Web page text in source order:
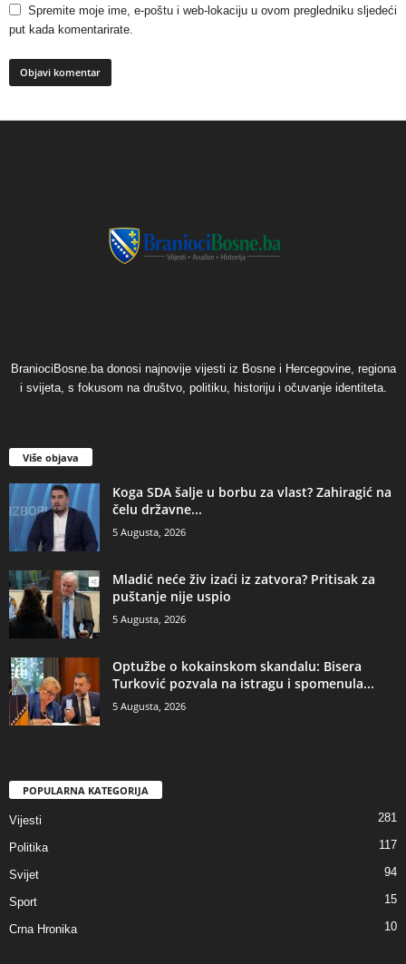
Spremite moje ime, e-poštu i web-lokaciju u ovom pregledniku sljedeći
put kada komentarirate.
BraniociBosne.ba donosi najnovije vijesti iz Bosne i Hercegovine, regiona
i svijeta, s fokusom na društvo, politiku, historiju i očuvanje identiteta.
Više objava
​Koga SDA šalje u borbu za vlast? Zahiragić na
čelu državne...
5 Augusta, 2026
​Mladić neće živ izaći iz zatvora? Pritisak za
puštanje nije uspio
5 Augusta, 2026
​Optužbe o kokainskom skandalu: Bisera
Turković pozvala na istragu i spomenula...
5 Augusta, 2026
POPULARNA KATEGORIJA
Vijesti 281
Politika 117
Svijet 94
Sport 15
Crna Hronika 10